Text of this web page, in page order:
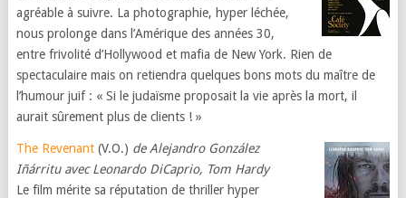
agréable à suivre. La photographie, hyper léchée,
nous prolonge dans l’Amérique des années 30,
entre frivolité d’Hollywood et mafia de New York. Rien de
spectaculaire mais on retiendra quelques bons mots du maître de
l’humour juif : « Si le judaïsme proposait la vie après la mort, il
aurait sûrement plus de clients ! »
The Revenant(V.O.) de Alejandro González
Iñárritu avec Leonardo DiCaprio, Tom Hardy
Le film mérite sa réputation de thriller hyper